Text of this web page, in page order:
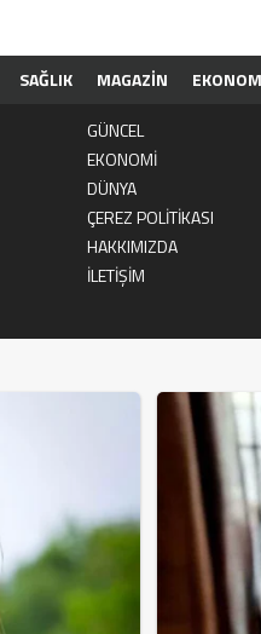
SAĞLIK MAGAZİN
KULLANICI SÖZLEŞMESİ
GÜNCEL
EKONOMİ
DÜNYA
ÇEREZ POLİTİKASI
HAKKIMIZDA
İLETİŞİM